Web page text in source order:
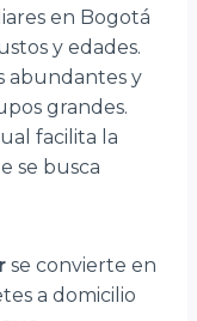
en Bogotá
y edades.
abundantes y
grandes.
facilita la
se busca
se convierte en
a domicilio